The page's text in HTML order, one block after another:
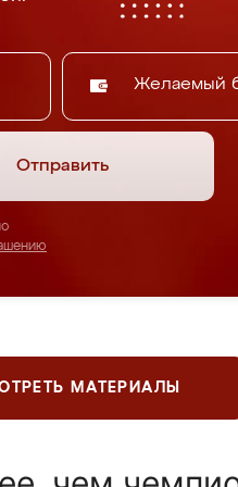
Желаемый
Отправить
МАТЕРИАЛЫ